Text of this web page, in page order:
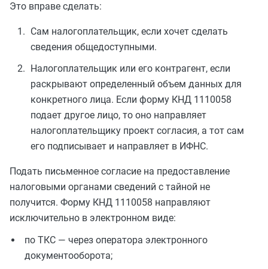
Это вправе сделать:
Сам налогоплательщик, если хочет сделать
сведения общедоступными.
Налогоплательщик или его контрагент, если
раскрывают определенный объем данных для
конкретного лица. Если форму КНД 1110058
подает другое лицо, то оно направляет
налогоплательщику проект согласия, а тот сам
его подписывает и направляет в ИФНС.
Подать письменное согласие на предоставление
налоговыми органами сведений с тайной не
получится. Форму КНД 1110058 направляют
исключительно в электронном виде:
по ТКС — через оператора электронного
документооборота;